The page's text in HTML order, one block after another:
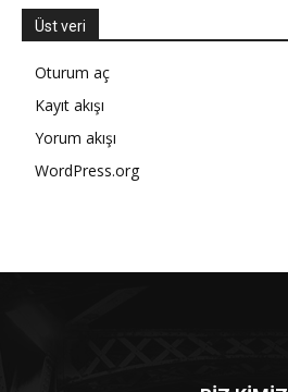
Üst veri
Oturum aç
Kayıt akışı
Yorum akışı
WordPress.org